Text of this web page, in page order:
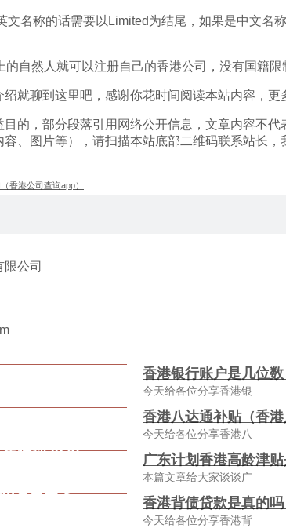
文名称的话需要以Limited为结尾，如果是中文
的自然人就可以注册自己的香港公司，没有国籍
就聊到这里吧，感谢你花时间阅读本站内容，
的，部分段落引用网络公开信息，文章内容不
、图片等），请扫描本站底部二维码联系站长，
香港公司查询app）
公司
香港银行账户是几位
今天给各位分享香港银
香港八达通补贴（香港
今天给各位分享香港八
广东计划香港高龄津
本篇文章给大家谈谈广
香港背债贷款是真的
今天给各位分享香港背